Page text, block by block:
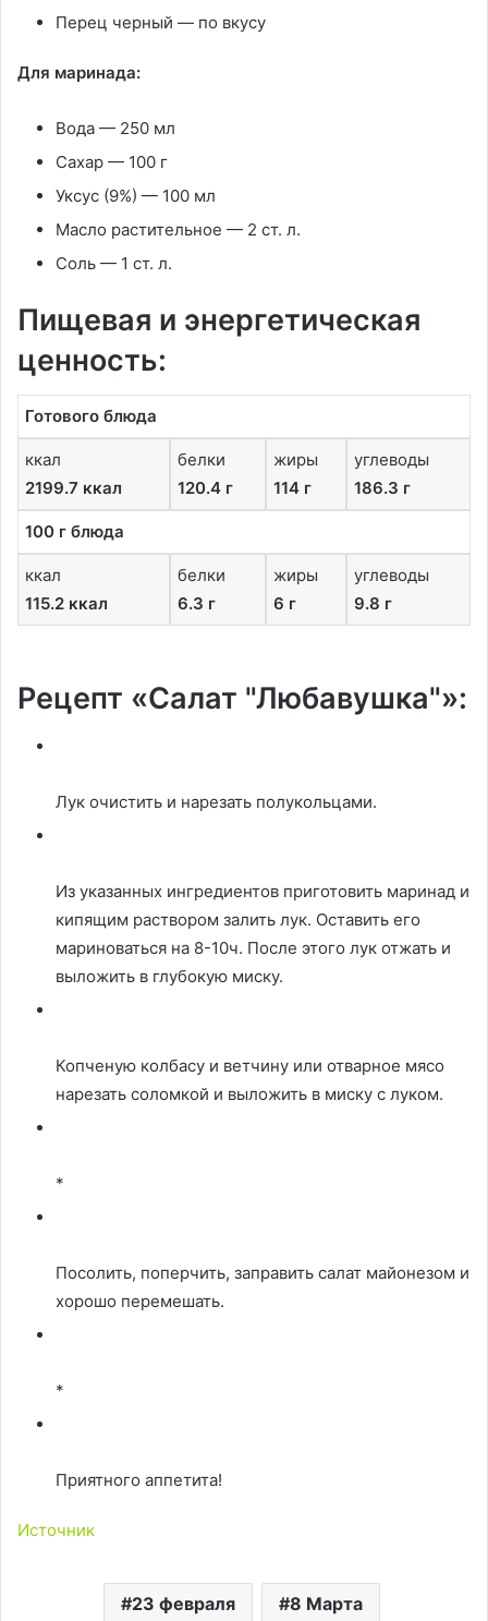
Перец черный — по вкусу
Для маринада:
Вода — 250 мл
Сахар — 100 г
Уксус (9%) — 100 мл
Масло растительное — 2 ст. л.
Соль — 1 ст. л.
Пищевая и энергетическая
ценность:
Готового блюда
ккал
2199.7 ккал
белки
120.4 г
жиры
114 г
углеводы
186.3 г
100 г блюда
ккал
115.2 ккал
белки
6.3 г
жиры
6 г
углеводы
9.8 г
Рецепт «Салат "Любавушка"»:
Лук очистить и нарезать полукольцами.
Из указанных ингредиентов приготовить маринад и
кипящим раствором залить лук. Оставить его
мариноваться на 8-10ч. После этого лук отжать и
выложить в глубокую миску.
Копченую колбасу и ветчину или отварное мясо
нарезать соломкой и выложить в миску с луком.
*
Посолить, поперчить, заправить салат майонезом и
хорошо перемешать.
*
Приятного аппетита!
Источник
23 февраля 8 Марта